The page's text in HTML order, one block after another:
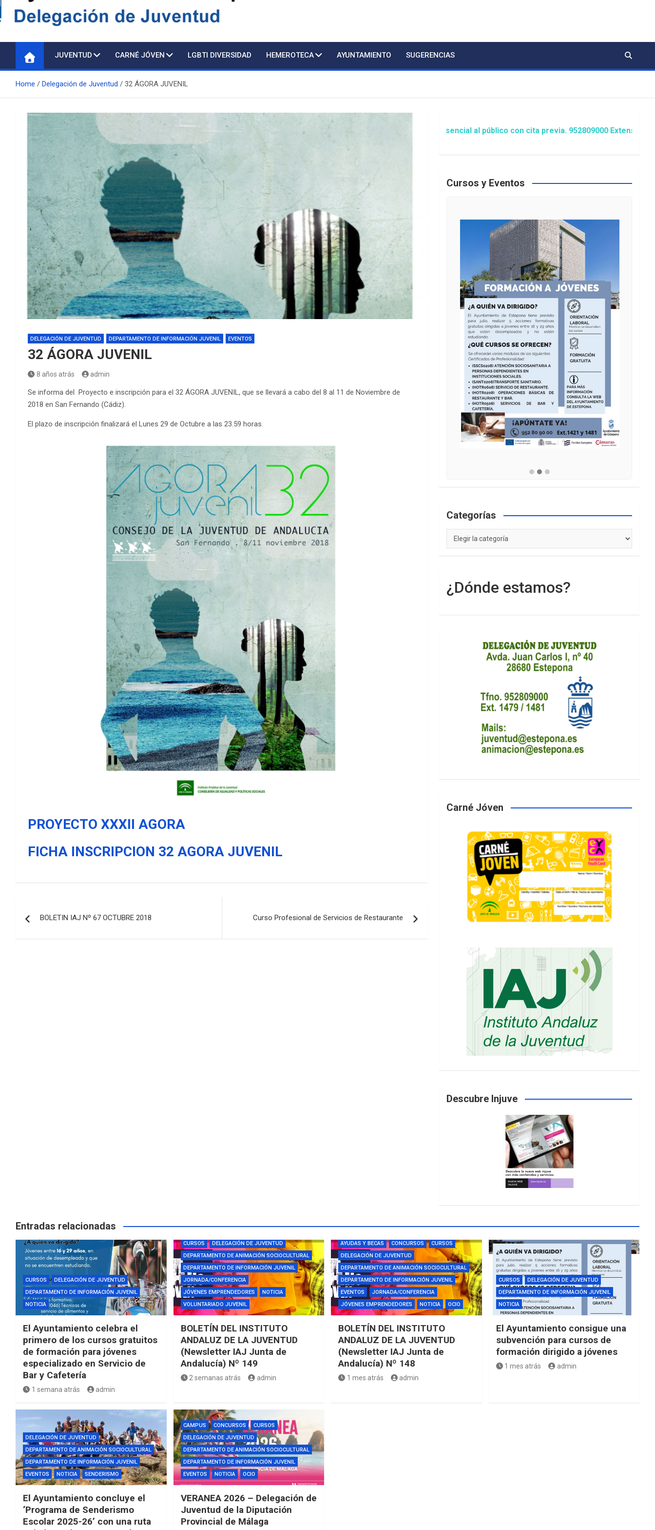
Delegación de Juventud
JUVENTUD CARNÉ JÓVEN LGBTI DIVERSIDAD HEMEROTECA AYUNTAMIENTO SUGERENCIAS
Home Delegación de Juventud 32 ÁGORA JUVENIL
DELEGACIÓN DE JUVENTUD DEPARTAMENTO DE INFORMACIÓN JUVENIL EVENTOS
32 ÁGORA JUVENIL
8 años atrás admin
Se informa del Proyecto e inscripción para el 32 ÁGORA JUVENIL, que se llevará a cabo del 8 al 11 de Noviembre de
2018 en San Fernando (Cádiz).
El plazo de inscripción finalizará el Lunes 29 de Octubre a las 23.59 horas.
PROYECTO XXXII AGORA
FICHA INSCRIPCION 32 AGORA JUVENIL
de
BOLETIN IAJ Nº 67 OCTUBRE 2018 Curso Profesional de Servicios de Restaurante
Atención presencial al público con cita previa. 952809000 Extensión 1481/1486 ó
Cursos y Eventos
Categorías
Categorías
¿Dónde estamos?
Carné Jóven
Descubre Injuve
Entradas relacionadas
CURSOS
DELEGACIÓN DE JUVENTUD
DEPARTAMENTO DE INFORMACIÓN JUVENIL
NOTICIA
El Ayuntamiento celebra el
primero de los cursos gratuitos
de formación para jóvenes
especializado en Servicio de
Bar y Cafetería
1 semana atrás admin
CURSOS
DELEGACIÓN DE JUVENTUD
DEPARTAMENTO DE ANIMACIÓN SOCIOCULTURAL
DEPARTAMENTO DE INFORMACIÓN JUVENIL
JORNADA/CONFERENCIA
JÓVENES EMPRENDEDORES
NOTICIA
VOLUNTARIADO JUVENIL
BOLETÍN DEL INSTITUTO
ANDALUZ DE LA JUVENTUD
(Newsletter IAJ Junta de
Andalucía) Nº 149
2 semanas atrás admin
AYUDAS Y BECAS CONCURSOS
CURSOS
DELEGACIÓN DE JUVENTUD
DEPARTAMENTO DE ANIMACIÓN SOCIOCULTURAL
DEPARTAMENTO DE INFORMACIÓN JUVENIL
EVENTOS
JORNADA/CONFERENCIA
JÓVENES EMPRENDEDORES
NOTICIA OCIO
BOLETÍN DEL INSTITUTO
ANDALUZ DE LA JUVENTUD
(Newsletter IAJ Junta de
Andalucía) Nº 148
1 mes atrás admin
CURSOS
DELEGACIÓN DE JUVENTUD
DEPARTAMENTO DE INFORMACIÓN JUVENIL
NOTICIA
El Ayuntamiento consigue una
subvención para cursos de
formación dirigido a jóvenes
1 mes atrás admin
DELEGACIÓN DE JUVENTUD
DEPARTAMENTO DE ANIMACIÓN SOCIOCULTURAL
DEPARTAMENTO DE INFORMACIÓN JUVENIL
EVENTOS
NOTICIA SENDERISMO
El Ayuntamiento concluye el
‘Programa de Senderismo
Escolar 2025-26’ con una ruta
CAMPUS CONCURSOS
CURSOS
DELEGACIÓN DE JUVENTUD
DEPARTAMENTO DE ANIMACIÓN SOCIOCULTURAL
DEPARTAMENTO DE INFORMACIÓN JUVENIL
EVENTOS
NOTICIA OCIO
VERANEA 2026 – Delegación de
Juventud de la Diputación
Provincial de Málaga